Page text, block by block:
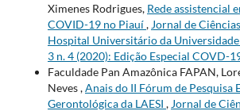
Ximenes Rodrigues, Rede assistencial
COVID-19 no Piauí, Jornal de
Hospital Universitário da
3 n. 4 (2020): Edição Especial COVD-
Faculdade Pan Amazônica FAPAN,
Neves ,Anais do II Fórum de Pesquisa
Gerontológica da LAESI , Jornal de